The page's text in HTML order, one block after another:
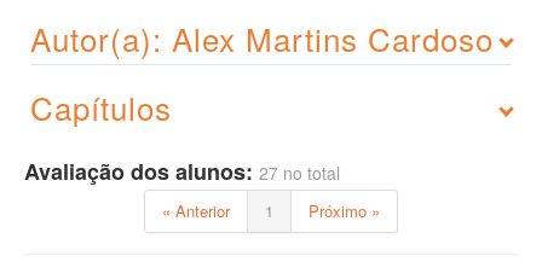
Autor(a): Alex Martins Cardoso
Capítulos
Avaliação dos alunos: 27 no total
« Anterior 1 Próximo »